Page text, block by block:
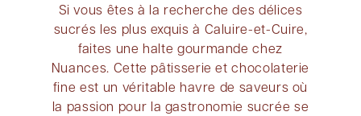
Si vous êtes à la recherche des délices
sucrés les plus exquis à Caluire-et-Cuire,
faites une halte gourmande chez
Nuances. Cette pâtisserie et chocolaterie
fine est un véritable havre de saveurs où
la passion pour la gastronomie sucrée se